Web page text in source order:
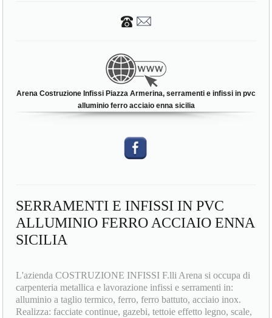
Arena Costruzione Infissi Piazza Armerina, serramenti e infissi in pvc
alluminio ferro acciaio enna sicilia
SERRAMENTI E INFISSI IN PVC
ALLUMINIO FERRO ACCIAIO ENNA
SICILIA
L'azienda COSTRUZIONE INFISSI F.lli Arena si occupa di
carpenteria metallica e lavorazione infissi e serramenti in:
alluminio a taglio termico, ferro, ferro battuto, acciaio inox.
Realizza: facciate continue, gazebi, tettoie effetto legno, scale,